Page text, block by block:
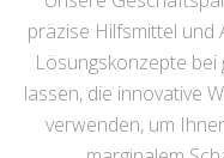
präzise Hilfsmittel und
Lösungskonzepte bei
lassen, die innovative
verwenden, um